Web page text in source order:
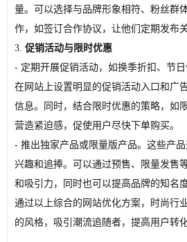
量。可以选择与品牌形象相符、粉丝群
作，如签订合作协议，让他们定期发布
3. 促销活动与限时优惠
- 定期开展促销活动，如换季折扣、节日
在网站上设置明显的促销活动入口和广
信息。同时，结合限时优惠的策略，如
营造紧迫感，促使用户尽快下单购买。
- 推出独家产品或限量版产品。这些产
兴趣和追捧。可以通过预售、限量发售
和吸引力，同时也可以提高品牌的知名
通过以上综合的网站优化方案，时尚行
的风格，吸引潮流追随者，提高用户转